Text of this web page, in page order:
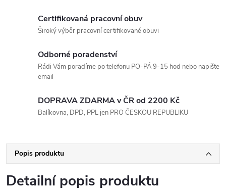
Certifikovaná pracovní obuv
Široký výběr pracovní certifikované obuvi
Odborné poradenství
Rádi Vám poradíme po telefonu PO-PÁ 9-15 hod nebo napište
email
DOPRAVA ZDARMA v ČR od 2200 Kč
Balíkovna, DPD, PPL jen PRO ČESKOU REPUBLIKU
Popis produktu
Detailní popis produktu